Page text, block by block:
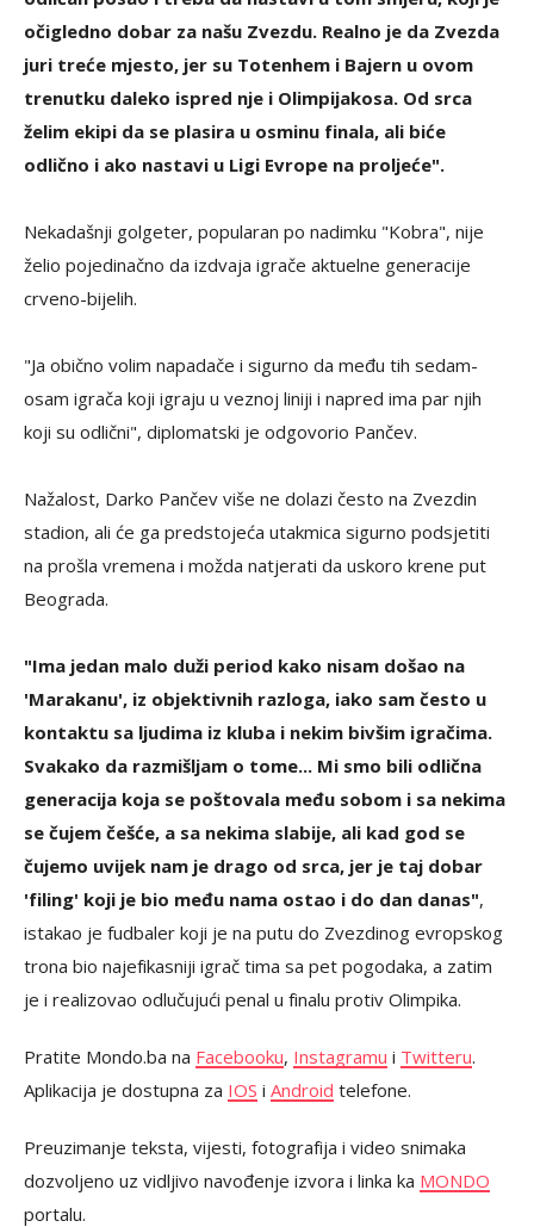
očigledno dobar za našu Zvezdu. Realno je da Zvezda
juri treće mjesto, jer su Totenhem i Bajern u ovom
trenutku daleko ispred nje i Olimpijakosa. Od srca
želim ekipi da se plasira u osminu finala, ali biće
odlično i ako nastavi u Ligi Evrope na proljeće".
Nekadašnji golgeter, popularan po nadimku "Kobra", nije
želio pojedinačno da izdvaja igrače aktuelne generacije
crveno-bijelih.
"Ja obično volim napadače i sigurno da među tih sedam-
osam igrača koji igraju u veznoj liniji i napred ima par njih
koji su odlični", diplomatski je odgovorio Pančev.
Nažalost, Darko Pančev više ne dolazi često na Zvezdin
stadion, ali će ga predstojeća utakmica sigurno podsjetiti
na prošla vremena i možda natjerati da uskoro krene put
Beograda.
"Ima jedan malo duži period kako nisam došao na
'Marakanu', iz objektivnih razloga, iako sam često u
kontaktu sa ljudima iz kluba i nekim bivšim igračima.
Svakako da razmišljam o tome... Mi smo bili odlična
generacija koja se poštovala među sobom i sa nekima
se čujem češće, a sa nekima slabije, ali kad god se
čujemo uvijek nam je drago od srca, jer je taj dobar
'filing' koji je bio među nama ostao i do dan danas",
istakao je fudbaler koji je na putu do Zvezdinog evropskog
trona bio najefikasniji igrač tima sa pet pogodaka, a zatim
je i realizovao odlučujući penal u finalu protiv Olimpika.
Pratite Mondo.ba na Facebooku, Instagramu i Twitteru.
Aplikacija je dostupna za IOS i Android telefone.
Preuzimanje teksta, vijesti, fotografija i video snimaka
dozvoljeno uz vidljivo navođenje izvora i linka ka MONDO
portalu.